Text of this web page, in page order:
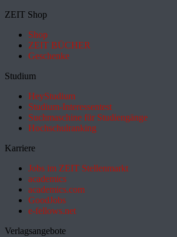
ZEIT Shop
Shop
ZEIT BÜCHER
Geschenke
Studium
HeyStudium
Studium-Interessentest
Suchmaschine für Studiengänge
Hochschulranking
Karriere
Jobs im ZEIT Stellenmarkt
academics
academics.com
GoodJobs
e-fellows.net
Verlagsangebote